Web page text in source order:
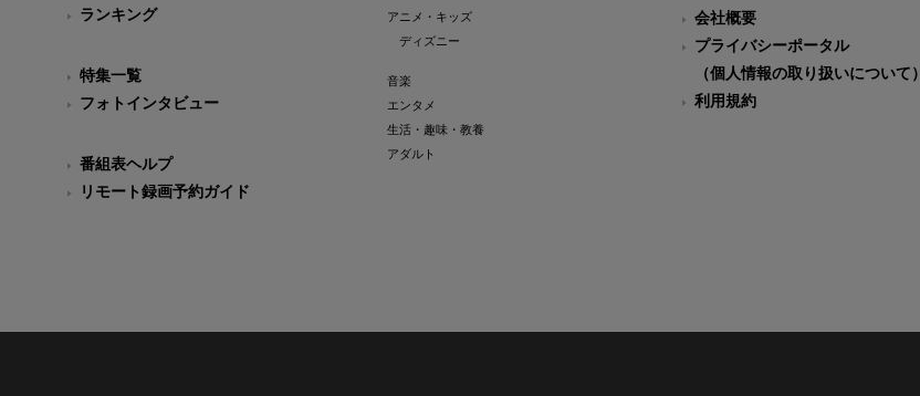
ランキング
特集一覧
フォトインタビュー
番組表ヘルプ
リモート録画予約ガイド
アニメ・キッズ
ディズニー
音楽
エンタメ
生活・趣味・教養
アダルト
会社概要
プライバシーポータル
（個人情報の取り扱いについて）
利用規約